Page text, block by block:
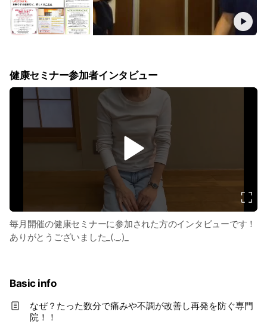
健康セミナー参加者インタビュー
e
o
毎月開催の健康セミナーに参加された方のインタビューです！
ありがとうございました_(._.)_
Basic info
なぜ？たった数分で痛みや不調が改善し再発を防ぐ専門
院！！